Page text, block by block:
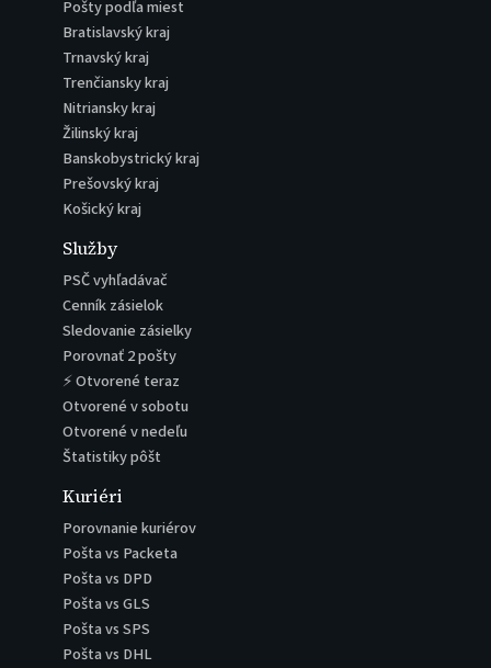
Pošty podľa miest
Bratislavský kraj
Trnavský kraj
Trenčiansky kraj
Nitriansky kraj
Žilinský kraj
Banskobystrický kraj
Prešovský kraj
Košický kraj
Služby
PSČ vyhľadávač
Cenník zásielok
Sledovanie zásielky
Porovnať 2 pošty
⚡ Otvorené teraz
Otvorené v sobotu
Otvorené v nedeľu
Štatistiky pôšt
Kuriéri
Porovnanie kuriérov
Pošta vs Packeta
Pošta vs DPD
Pošta vs GLS
Pošta vs SPS
Pošta vs DHL